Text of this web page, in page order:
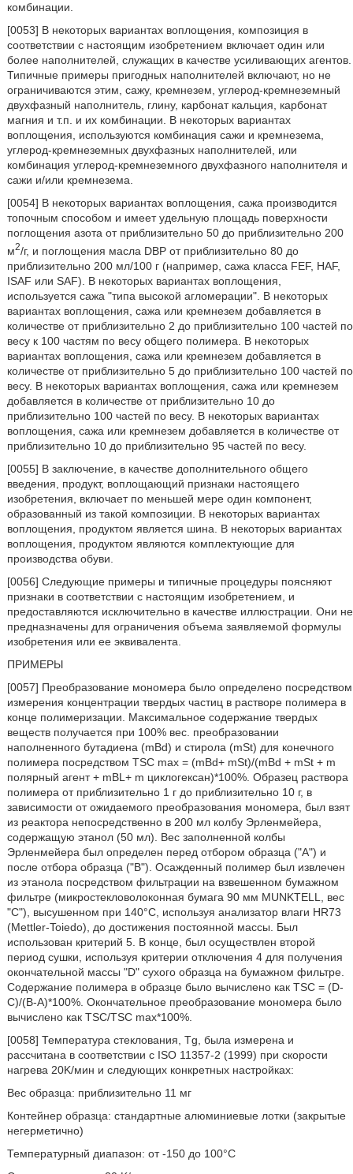
комбинации.
[0053] В некоторых вариантах воплощения, композиция в
соответствии с настоящим изобретением включает один или
более наполнителей, служащих в качестве усиливающих агентов.
Типичные примеры пригодных наполнителей включают, но не
ограничиваются этим, сажу, кремнезем, углерод-кремнеземный
двухфазный наполнитель, глину, карбонат кальция, карбонат
магния и т.п. и их комбинации. В некоторых вариантах
воплощения, используются комбинация сажи и кремнезема,
углерод-кремнеземных двухфазных наполнителей, или
комбинация углерод-кремнеземного двухфазного наполнителя и
сажи и/или кремнезема.
[0054] В некоторых вариантах воплощения, сажа производится
топочным способом и имеет удельную площадь поверхности
поглощения азота от приблизительно 50 до приблизительно 200
м2/г, и поглощения масла DBP от приблизительно 80 до
приблизительно 200 мл/100 г (например, сажа класса FEF, HAF,
ISAF или SAF). В некоторых вариантах воплощения,
используется сажа "типа высокой агломерации". В некоторых
вариантах воплощения, сажа или кремнезем добавляется в
количестве от приблизительно 2 до приблизительно 100 частей по
весу к 100 частям по весу общего полимера. В некоторых
вариантах воплощения, сажа или кремнезем добавляется в
количестве от приблизительно 5 до приблизительно 100 частей по
весу. В некоторых вариантах воплощения, сажа или кремнезем
добавляется в количестве от приблизительно 10 до
приблизительно 100 частей по весу. В некоторых вариантах
воплощения, сажа или кремнезем добавляется в количестве от
приблизительно 10 до приблизительно 95 частей по весу.
[0055] В заключение, в качестве дополнительного общего
введения, продукт, воплощающий признаки настоящего
изобретения, включает по меньшей мере один компонент,
образованный из такой композиции. В некоторых вариантах
воплощения, продуктом является шина. В некоторых вариантах
воплощения, продуктом являются комплектующие для
производства обуви.
[0056] Следующие примеры и типичные процедуры поясняют
признаки в соответствии с настоящим изобретением, и
предоставляются исключительно в качестве иллюстрации. Они не
предназначены для ограничения объема заявляемой формулы
изобретения или ее эквивалента.
ПРИМЕРЫ
[0057] Преобразование мономера было определено посредством
измерения концентрации твердых частиц в растворе полимера в
конце полимеризации. Максимальное содержание твердых
веществ получается при 100% вес. преобразовании
наполненного бутадиена (mBd) и стирола (mSt) для конечного
полимера посредством TSC max = (mBd+ mSt)/(mBd + mSt + m
полярный агент + mBL+ m циклогексан)*100%. Образец раствора
полимера от приблизительно 1 г до приблизительно 10 г, в
зависимости от ожидаемого преобразования мономера, был взят
из реактора непосредственно в 200 мл колбу Эрленмейера,
содержащую этанол (50 мл). Вес заполненной колбы
Эрленмейера был определен перед отбором образца ("А") и
после отбора образца ("В"). Осажденный полимер был извлечен
из этанола посредством фильтрации на взвешенном бумажном
фильтре (микростекловолоконная бумага 90 мм MUNKTELL, вес
"С"), высушенном при 140°C, используя анализатор влаги HR73
(Mettler-Toiedo), до достижения постоянной массы. Был
использован критерий 5. В конце, был осуществлен второй
период сушки, используя критерии отключения 4 для получения
окончательной массы "D" сухого образца на бумажном фильтре.
Содержание полимера в образце было вычислено как TSC = (D-
C)/(B-A)*100%. Окончательное преобразование мономера было
вычислено как TSC/TSC max*100%.
[0058] Температура стеклования, Tg, была измерена и
рассчитана в соответствии с ISO 11357-2 (1999) при скорости
нагрева 20K/мин и следующих конкретных настройках:
Вес образца: приблизительно 11 мг
Контейнер образца: стандартные алюминиевые лотки (закрытые
негерметично)
Температурный диапазон: от -150 до 100°C